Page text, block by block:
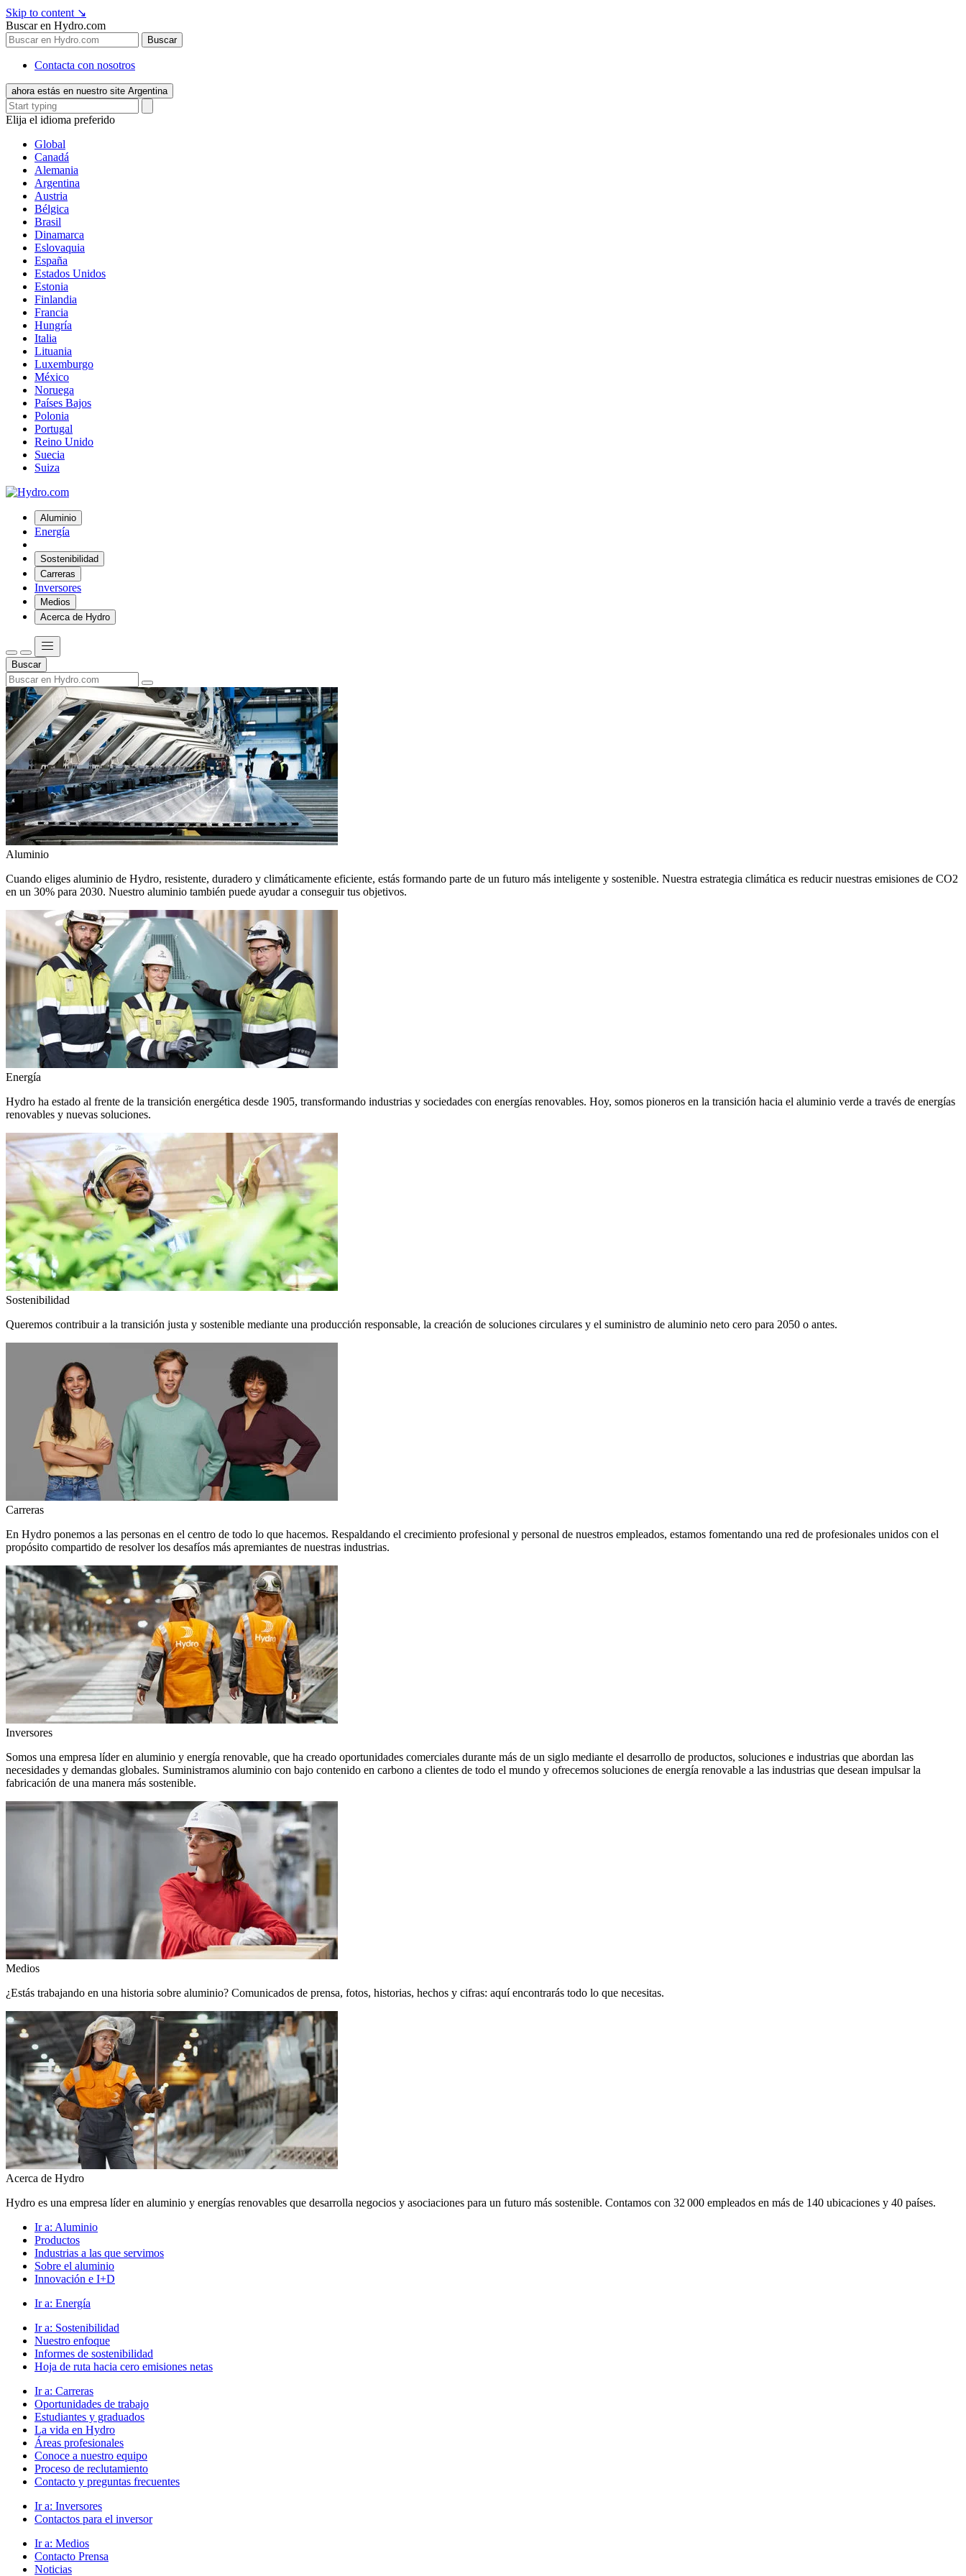
Skip to content ↘
Buscar en Hydro.com
Buscar
Contacta con nosotros
ahora estás en nuestro site Argentina
Elija el idioma preferido
Global
Canadá
Alemania
Argentina
Austria
Bélgica
Brasil
Dinamarca
Eslovaquia
España
Estados Unidos
Estonia
Finlandia
Francia
Hungría
Italia
Lituania
Luxemburgo
México
Noruega
Países Bajos
Polonia
Portugal
Reino Unido
Suecia
Suiza
Aluminio
Energía
Sostenibilidad
Carreras
Inversores
Medios
Acerca de Hydro
Buscar
Aluminio
Cuando eliges aluminio de Hydro, resistente, duradero y climáticamente eficiente, estás formando parte de un futuro más inteligente y sostenible. Nuestra estrategia climática es reducir nuestras emisiones de CO2
en un 30% para 2030. Nuestro aluminio también puede ayudar a conseguir tus objetivos.
Energía
Hydro ha estado al frente de la transición energética desde 1905, transformando industrias y sociedades con energías renovables. Hoy, somos pioneros en la transición hacia el aluminio verde a través de energías
renovables y nuevas soluciones.
Sostenibilidad
Queremos contribuir a la transición justa y sostenible mediante una producción responsable, la creación de soluciones circulares y el suministro de aluminio neto cero para 2050 o antes.
Carreras
En Hydro ponemos a las personas en el centro de todo lo que hacemos. Respaldando el crecimiento profesional y personal de nuestros empleados, estamos fomentando una red de profesionales unidos con el
propósito compartido de resolver los desafíos más apremiantes de nuestras industrias.
Inversores
Somos una empresa líder en aluminio y energía renovable, que ha creado oportunidades comerciales durante más de un siglo mediante el desarrollo de productos, soluciones e industrias que abordan las
necesidades y demandas globales. Suministramos aluminio con bajo contenido en carbono a clientes de todo el mundo y ofrecemos soluciones de energía renovable a las industrias que desean impulsar la
fabricación de una manera más sostenible.
Medios
¿Estás trabajando en una historia sobre aluminio? Comunicados de prensa, fotos, historias, hechos y cifras: aquí encontrarás todo lo que necesitas.
Acerca de Hydro
Hydro es una empresa líder en aluminio y energías renovables que desarrolla negocios y asociaciones para un futuro más sostenible. Contamos con 32 000 empleados en más de 140 ubicaciones y 40 países.
Ir a: Aluminio
Productos
Industrias a las que servimos
Sobre el aluminio
Innovación e I+D
Ir a: Energía
Ir a: Sostenibilidad
Nuestro enfoque
Informes de sostenibilidad
Hoja de ruta hacia cero emisiones netas
Ir a: Carreras
Oportunidades de trabajo
Estudiantes y graduados
La vida en Hydro
Áreas profesionales
Conoce a nuestro equipo
Proceso de reclutamiento
Contacto y preguntas frecuentes
Ir a: Inversores
Contactos para el inversor
Ir a: Medios
Contacto Prensa
Noticias